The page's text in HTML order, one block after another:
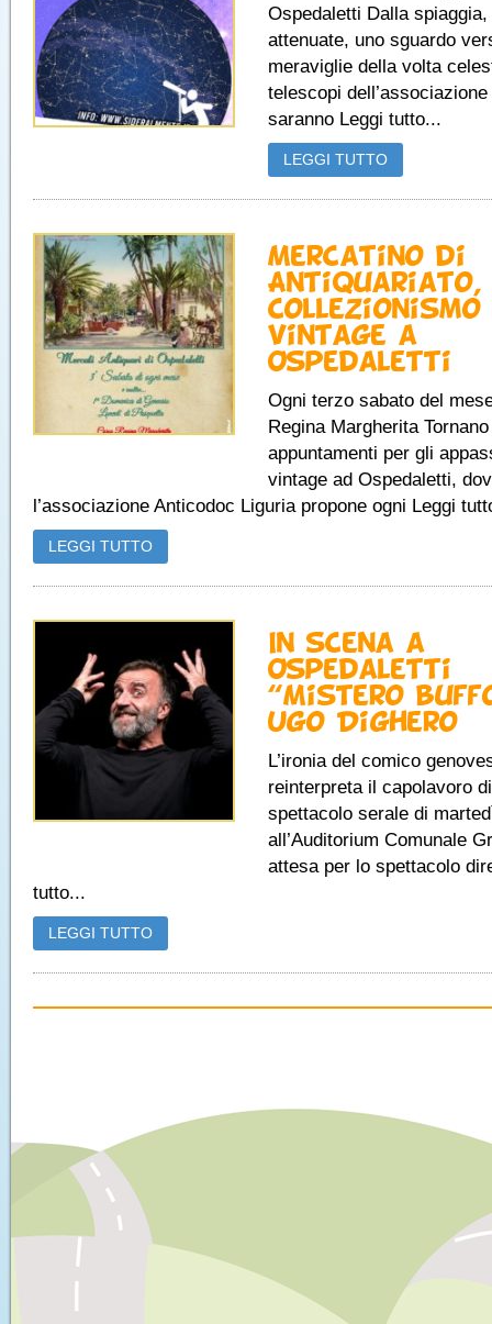
Ospedaletti Dalla
attenuate, uno sguardo
meraviglie della volta
telescopi
saranno Leggi tutto...
LEGGI TUTTO
Mercatino di
Antiquariato,
Collezionismo
Vintage a
Ospedaletti
Ogni terzo sabato del
Regina Margherita
appuntamenti per gli
vintage ad Ospedaletti,
l’associazione Anticodoc Liguria propone ogni Leggi
LEGGI TUTTO
In scena a
Ospedaletti
“Mistero
Ugo Dighero
L’ironia del comico
reinterpreta il capolavoro
spettacolo serale di
all’Auditorium Comunale
attesa per lo spettacolo
tutto...
LEGGI TUTTO